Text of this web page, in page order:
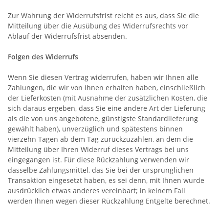
Zur Wahrung der Widerrufsfrist reicht es aus, dass Sie die
Mitteilung über die Ausübung des Widerrufsrechts vor
Ablauf der Widerrufsfrist absenden.
Folgen des Widerrufs
Wenn Sie diesen Vertrag widerrufen, haben wir Ihnen alle
Zahlungen, die wir von Ihnen erhalten haben, einschließlich
der Lieferkosten (mit Ausnahme der zusätzlichen Kosten, die
sich daraus ergeben, dass Sie eine andere Art der Lieferung
als die von uns angebotene, günstigste Standardlieferung
gewählt haben), unverzüglich und spätestens binnen
vierzehn Tagen ab dem Tag zurückzuzahlen, an dem die
Mitteilung über Ihren Widerruf dieses Vertrags bei uns
eingegangen ist. Für diese Rückzahlung verwenden wir
dasselbe Zahlungsmittel, das Sie bei der ursprünglichen
Transaktion eingesetzt haben, es sei denn, mit Ihnen wurde
ausdrücklich etwas anderes vereinbart; in keinem Fall
werden Ihnen wegen dieser Rückzahlung Entgelte berechnet.